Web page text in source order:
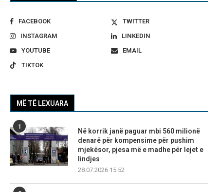
FACEBOOK
TWITTER
INSTAGRAM
LINKEDIN
YOUTUBE
EMAIL
TIKTOK
MË TË LEXUARA
1
Në korrik janë paguar mbi 560 milionë
denarë për kompensime për pushim
mjekësor, pjesa më e madhe për lejet e
lindjes
28.07.2026 15:52